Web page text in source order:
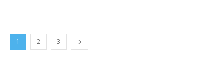
1 2 3